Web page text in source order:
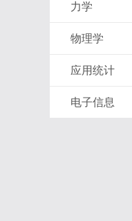
力学
物理学
应用统计
电子信息